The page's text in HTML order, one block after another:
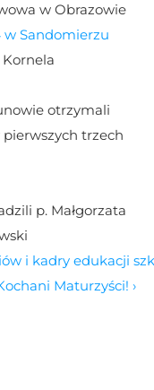
w Obrazowie
w Sandomierzu
Kornela
otrzymali
trzech
p. Małgorzata
i kadry edukacji
Maturzyści! ›